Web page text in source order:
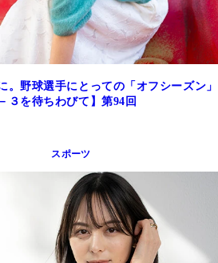
。野球選手にとっての「オフシーズン」
３を待ちわびて】第94回
スポーツ